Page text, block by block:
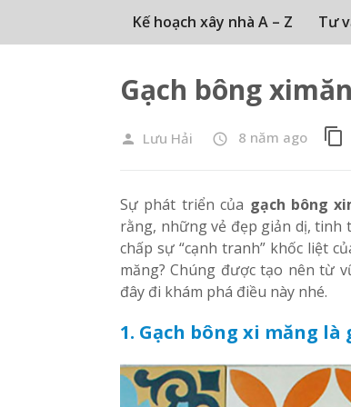
Kế hoạch xây nhà A – Z Tư
Gạch bông
person Lưu Hải access_time 8 năm ago content_copy
Sự phát triển của gạch bông
rằng, những vẻ đẹp giản dị, tinh
chấp sự “cạnh tranh” khốc liệt
măng? Chúng được tạo nên từ
đây đi khám phá điều này nhé.
1. Gạch bông xi măng là